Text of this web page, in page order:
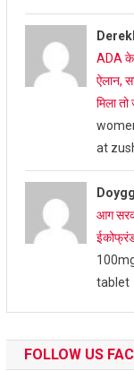
ADA के
ऐलान,
मिला
at
आग
tablet
FOLLOW US